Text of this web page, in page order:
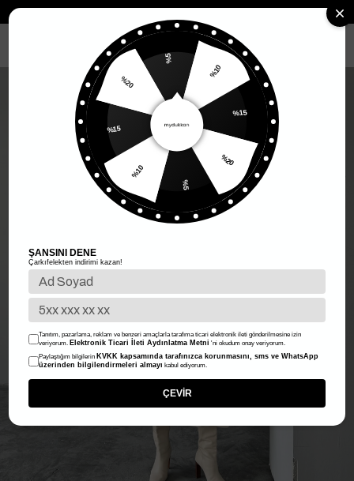
Kadın Alt Giyim Yanları Çımalı
%5
%10
%15
%20
%5
%10
%15
%20
ŞANSINI DENE
Çarkıfelekten indirimi kazan!
Tanıtım, pazarlama, reklam ve benzeri amaçlarla tarafıma ticari elektronik ileti gönderilmesine izin
veriyorum. Elektronik Ticari İleti Aydınlatma Metni 'ni okudum onay veriyorum.
Paylaştığım bilgilerin KVKK kapsamında tarafınızca korunmasını, sms ve WhatsApp
üzerinden bilgilendirmeleri almayı kabul ediyorum.
ÇEVİR